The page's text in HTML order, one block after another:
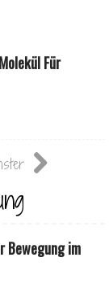
Für
Bewegung im